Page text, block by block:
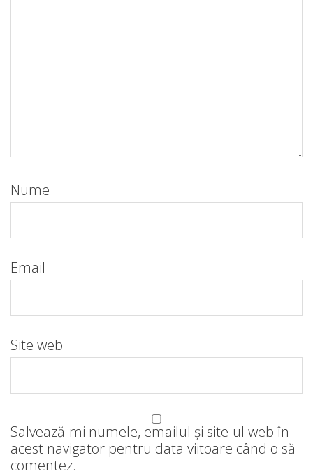
Nume
Email
Site web
Salvează-mi numele, emailul și site-ul web în
acest navigator pentru data viitoare când o să
comentez.